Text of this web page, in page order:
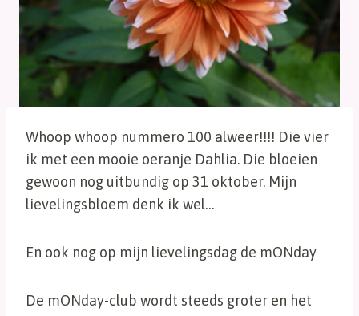
Whoop whoop nummero 100 alweer!!!! Die vier
ik met een mooie oeranje Dahlia. Die bloeien
gewoon nog uitbundig op 31 oktober. Mijn
lievelingsbloem denk ik wel…
En ook nog op mijn lievelingsdag de mONday
De mONday-club wordt steeds groter en het